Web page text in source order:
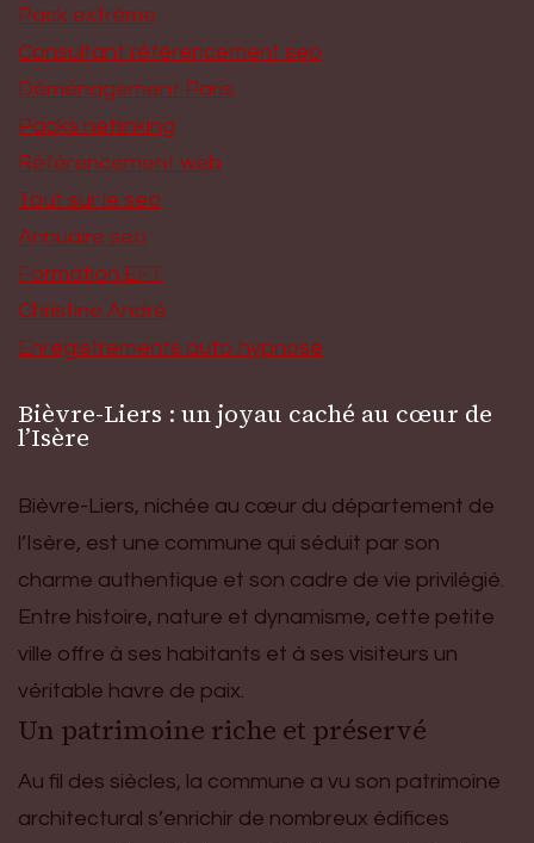
Pack extrême
Consultant référencement seo
Déménagement Paris
Packs netlinking
Référencement web
Tout sur le seo
Annuaire seo
Formation EFT
Christine André
Enregistrements auto hypnose
Bièvre-Liers : un joyau caché au cœur de
l’Isère
Bièvre-Liers, nichée au cœur du département de
l’Isère, est une commune qui séduit par son
charme authentique et son cadre de vie privilégié.
Entre histoire, nature et dynamisme, cette petite
ville offre à ses habitants et à ses visiteurs un
véritable havre de paix.
Un patrimoine riche et préservé
Au fil des siècles, la commune a vu son patrimoine
architectural s’enrichir de nombreux édifices